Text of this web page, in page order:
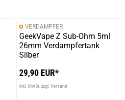
VERDAMPFER
GeekVape Z Sub-Ohm 5ml
26mm Verdampfertank
Silber
29,90 EUR*
inkl. MwSt. zzgl. Versand